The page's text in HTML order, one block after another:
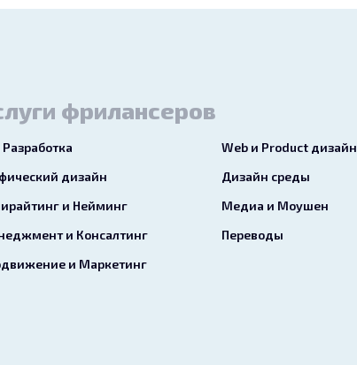
фрилансеров
Разработка
Web и Product дизайн
дизайн
Дизайн среды
и Нейминг
Медиа и Моушен
и Консалтинг
Переводы
и Маркетинг